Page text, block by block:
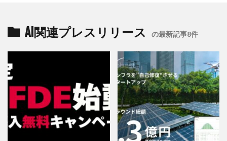
AI関連プレスリリース の最新記事8件